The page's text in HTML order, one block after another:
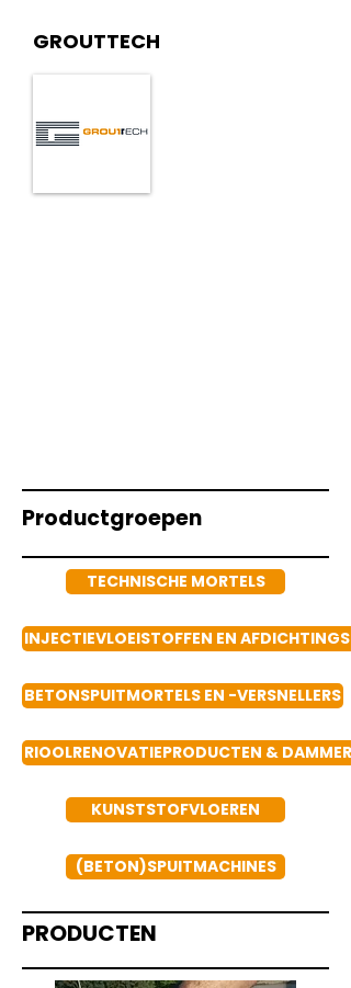
GROUTTECH
Productgroepen
TECHNISCHE MORTELS
INJECTIEVLOEISTOFFEN EN
BETONSPUITMORTELS EN -VERSNELLERS
RIOOLRENOVATIEPRODUCTEN & DAMMERS
KUNSTSTOFVLOEREN
(BETON)SPUITMACHINES
PRODUCTEN